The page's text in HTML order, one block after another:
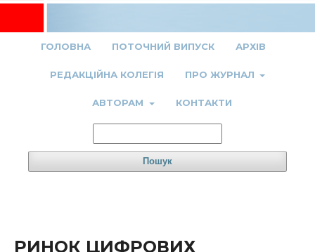
ГОЛОВНА ПОТОЧНИЙ ВИПУСК АРХІВ
РЕДАКЦІЙНА КОЛЕГІЯ ПРО ЖУРНАЛ
АВТОРАМ КОНТАКТИ
Пошук
РИНОК ЦИФРОВИХ